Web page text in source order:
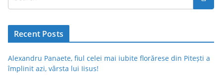
Recent Posts
Alexandru Panaete, fiul celei mai iubite florărese din Pitești a
împlinit azi, vârsta lui Iisus!